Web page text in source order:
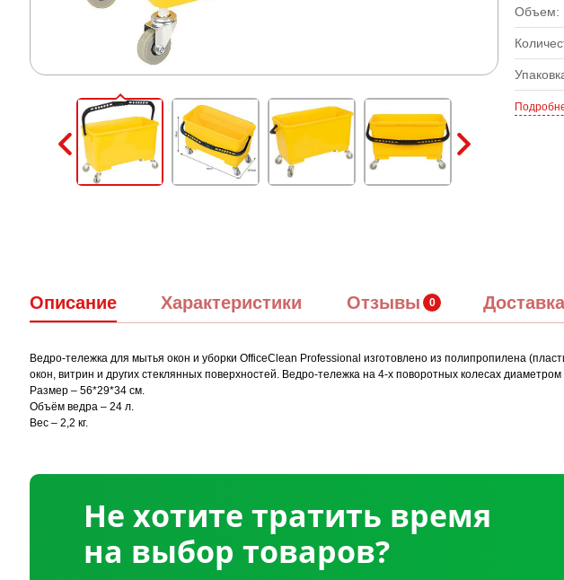
Объем:
Описание Характеристики Отзывы Доставка
Ведро-тележка для мытья окон и уборки OfficeClean Professional изготовлено из полипропилена
окон, витрин и других стеклянных поверхностей. Ведро-тележка на 4-х поворотных колесах
Размер – 56*29*34 см.
Объём ведра – 24 л.
Вес – 2,2 кг.
Не хотите тратить время
на выбор товаров?